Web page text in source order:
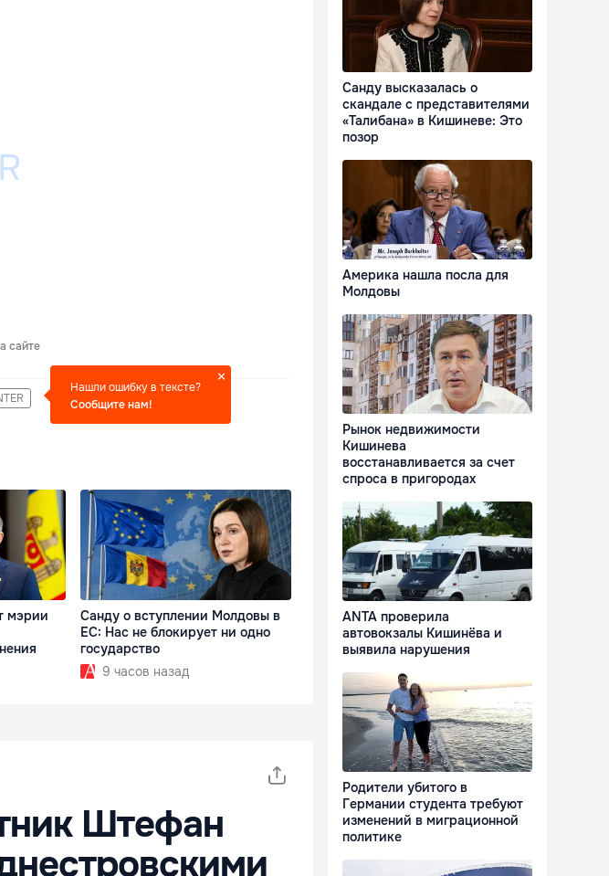
сайте
Нашли ошибку в тексте?
Сообщите нам!
мэрии
Санду о вступлении Молдовы в
ЕС: Нас не блокирует ни одно
государство
9 часов назад
Штефан
Санду высказалась о
скандале с представителями
«Талибана» в Кишиневе: Это
позор
Америка нашла посла для
Молдовы
Рынок недвижимости
Кишинева
восстанавливается за счет
спроса в пригородах
ANTA проверила
автовокзалы Кишинёва и
выявила нарушения
Родители убитого в
Германии студента требуют
изменений в миграционной
политике